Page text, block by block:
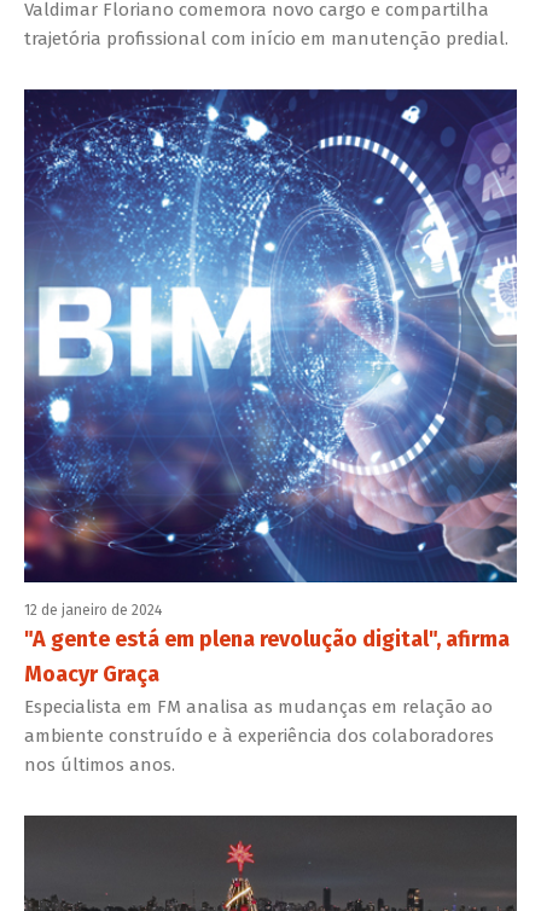
Valdimar Floriano comemora novo cargo e compartilha
trajetória profissional com início em manutenção predial.
12 de janeiro de 2024
"A gente está em plena revolução digital", afirma
Moacyr Graça
Especialista em FM analisa as mudanças em relação ao
ambiente construído e à experiência dos colaboradores
nos últimos anos.